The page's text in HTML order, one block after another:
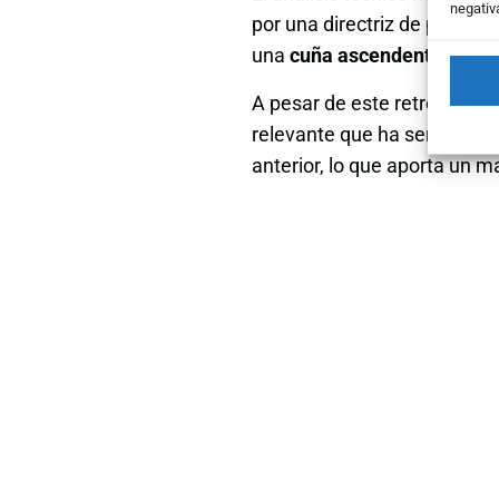
por una directriz de
una cuña ascendente ,
A pesar de este retroceso,
relevante que ha servido
anterior, lo que aporta un